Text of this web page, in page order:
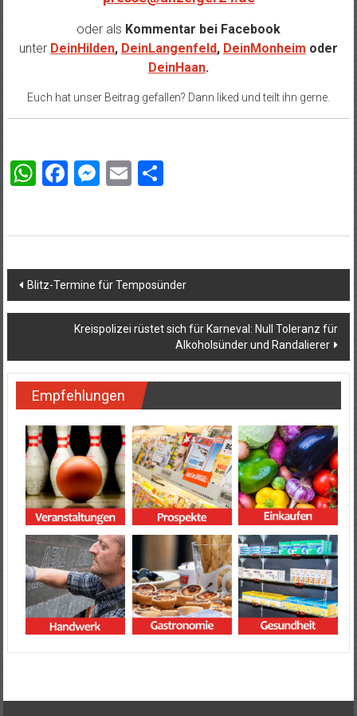
oder als Kommentar bei Facebook
unter DeinHilden, DeinLangenfeld, DeinMonheim oder
DeinHaan.
Euch hat unser Beitrag gefallen? Dann liked und teilt ihn gerne.
WhatsApp
Facebook
Messenger
EmailTeilen
Beitragsnavigation
Blitz-Termine für Temposünder
Kreispolizei rüstet sich für Karneval: Null Toleranz für
Alkoholsünder und Randalierer
Empfehlungen